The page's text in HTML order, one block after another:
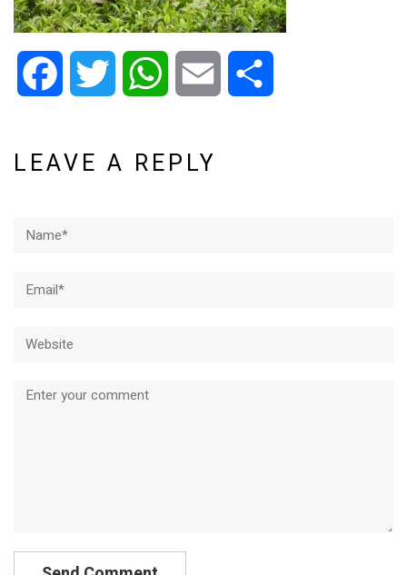
Facebook Twitter WhatsApp Email
LEAVE A REPLY
Comment